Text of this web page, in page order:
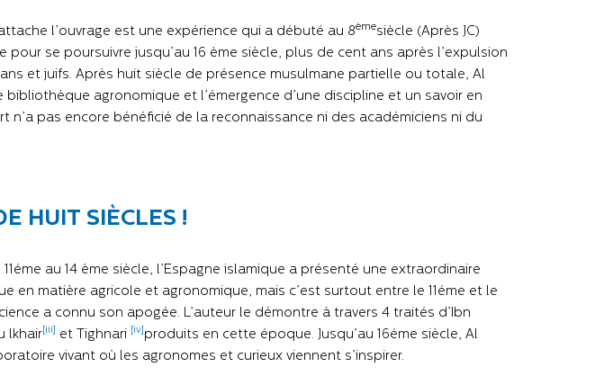
l’ouvrage est une expérience qui a débuté au 8èmesiècle (Après JC)
pour se poursuivre jusqu’au 16 ème siècle, plus de cent ans après l’expulsion
et juifs. Après huit siècle de présence musulmane partielle ou totale, Al
bibliothèque agronomique et l’émergence d’une discipline et un savoir en
n’a pas encore bénéficié de la reconnaissance ni des académiciens ni du
HUIT SIÈCLES !
au 14 ème siècle, l’Espagne islamique a présenté une extraordinaire
en matière agricole et agronomique, mais c’est surtout entre le 11éme et le
a connu son apogée. L’auteur le démontre à travers 4 traités d’Ibn
lkhair [iii] et Tighnari [iv] produits en cette époque. Jusqu’au 16éme siècle, Al
vivant où les agronomes et curieux viennent s’inspirer.